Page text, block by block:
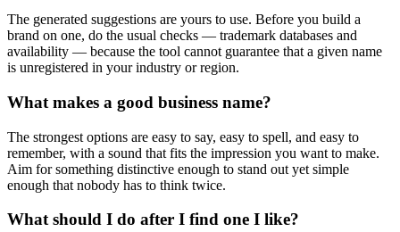
The generated suggestions are yours to use. Before you build a
brand on one, do the usual checks — trademark databases and
availability — because the tool cannot guarantee that a given name
is unregistered in your industry or region.
What makes a good business name?
The strongest options are easy to say, easy to spell, and easy to
remember, with a sound that fits the impression you want to make.
Aim for something distinctive enough to stand out yet simple
enough that nobody has to think twice.
What should I do after I find one I like?